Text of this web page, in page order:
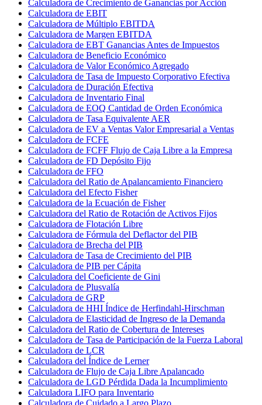
Calculadora de Crecimiento de Ganancias por Acción
Calculadora de EBIT
Calculadora de Múltiplo EBITDA
Calculadora de Margen EBITDA
Calculadora de EBT Ganancias Antes de Impuestos
Calculadora de Beneficio Económico
Calculadora de Valor Económico Agregado
Calculadora de Tasa de Impuesto Corporativo Efectiva
Calculadora de Duración Efectiva
Calculadora de Inventario Final
Calculadora de EOQ Cantidad de Orden Económica
Calculadora de Tasa Equivalente AER
Calculadora de EV a Ventas Valor Empresarial a Ventas
Calculadora de FCFE
Calculadora de FCFF Flujo de Caja Libre a la Empresa
Calculadora de FD Depósito Fijo
Calculadora de FFO
Calculadora del Ratio de Apalancamiento Financiero
Calculadora del Efecto Fisher
Calculadora de la Ecuación de Fisher
Calculadora del Ratio de Rotación de Activos Fijos
Calculadora de Flotación Libre
Calculadora de Fórmula del Deflactor del PIB
Calculadora de Brecha del PIB
Calculadora de Tasa de Crecimiento del PIB
Calculadora de PIB per Cápita
Calculadora del Coeficiente de Gini
Calculadora de Plusvalía
Calculadora de GRP
Calculadora de HHI Índice de Herfindahl-Hirschman
Calculadora de Elasticidad de Ingreso de la Demanda
Calculadora del Ratio de Cobertura de Intereses
Calculadora de Tasa de Participación de la Fuerza Laboral
Calculadora de LCR
Calculadora del Índice de Lerner
Calculadora de Flujo de Caja Libre Apalancado
Calculadora de LGD Pérdida Dada la Incumplimiento
Calculadora LIFO para Inventario
Calculadora de Cuidado a Largo Plazo